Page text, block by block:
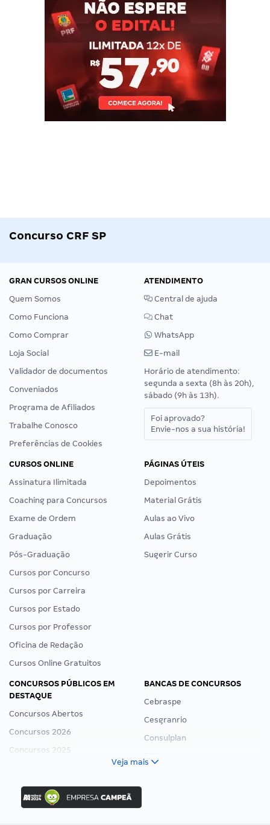
Concurso CRF SP
GRAN CURSOS ONLINE
Quem Somos
Como Funciona
Como Comprar
Loja Social
Validador de documentos
Conveniados
Programa de Afiliados
Trabalhe Conosco
Preferências de Cookies
ATENDIMENTO
Central de ajuda
Chat
WhatsApp
E-mail
Horário de atendimento:
segunda a sexta (8h às 20h),
sábado (9h às 13h).
Foi aprovado?
Envie-nos a sua história!
CURSOS ONLINE
Assinatura Ilimitada
Coaching para Concursos
Exame de Ordem
Graduação
Pós-Graduação
Cursos por Concurso
Cursos por Carreira
Cursos por Estado
Cursos por Professor
Oficina de Redação
Cursos Online Gratuitos
PÁGINAS ÚTEIS
Depoimentos
Material Grátis
Aulas ao Vivo
Aulas Grátis
Sugerir Curso
CONCURSOS PÚBLICOS EM
DESTAQUE
Concursos Abertos
Concursos 2026
Concursos 2025
Concurso Ibama
Concurso MPU
Editais publicados
BANCAS DE CONCURSOS
Cebraspe
Cesgranrio
Consulplan
Veja mais